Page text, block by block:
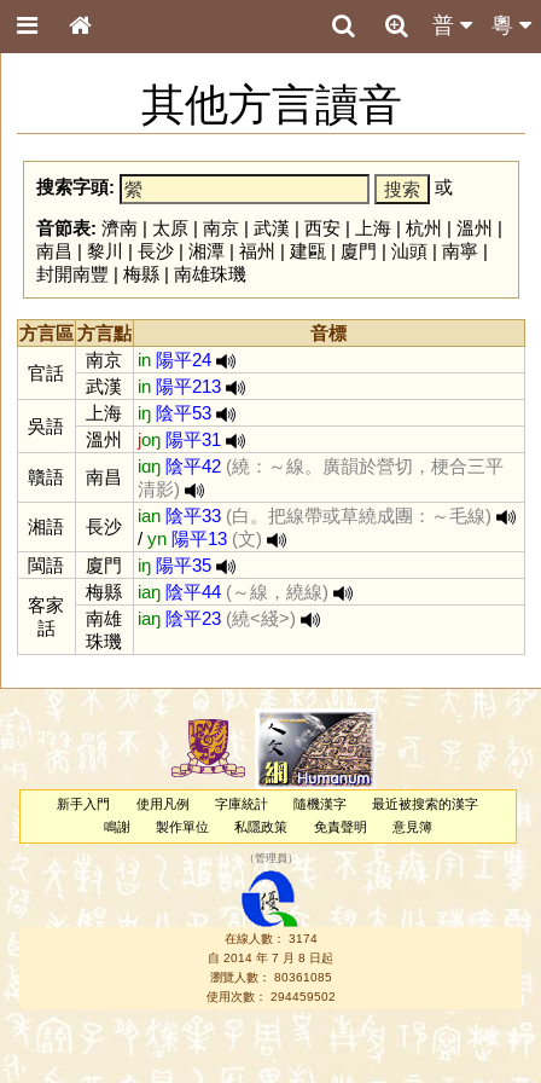
粵
普
其他方言讀音
搜索字頭:
或
音節表: 濟南| 太原| 南京| 武漢 | 西安| 上海| 杭州 | 溫州 |
南昌 | 黎川 | 長沙| 湘潭| 福州 | 建甌 | 廈門 | 汕頭| 南寧|
封開南豐 | 梅縣| 南雄珠璣
方言區方言點
音標
官話
南京 in 陽平24
武漢
in 陽平213
吳語
上海 iŋ 陰平53
溫州
joŋ 陽平31
贛語
南昌
iɑŋ 陰平42 (繞：～線。廣韻於營切，梗合三平
清影)
湘語
長沙
ian 陰平33 (白。把線帶或草繞成團：～毛線)
/ yn 陽平13 (文)
閩語
廈門 iŋ 陽平35
客家
話
梅縣 iaŋ 陰平44 (～線，繞線)
南雄
珠璣
iaŋ 陰平23 (繞<綫>)
新手入門 使用凡例 字庫統計 隨機漢字
最近被搜索的漢字
鳴謝
製作單位 私隱政策 免責聲明 意見簿
（管理員 ）
在線人數： 3174
自 2014 年 7 月 8 日起
瀏覽人數： 80361085
使用次數： 294459502